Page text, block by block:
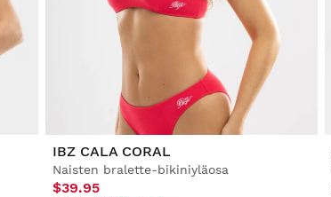
IBZ CALA CORAL
Naisten bralette-bikiniyläosa
$39.95